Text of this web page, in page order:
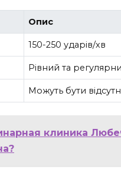
Опис
150-250 ударів/хв
Рівний та
Можуть бути
клиника